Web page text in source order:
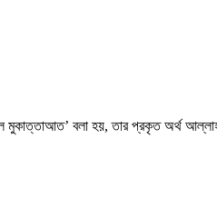
বলা হয়, তার প্রকৃত অর্থ